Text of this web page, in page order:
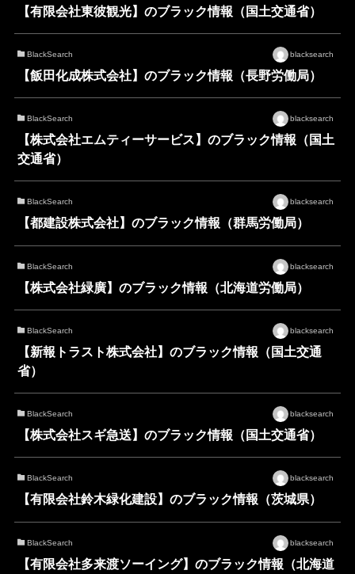
【有限会社東彼観光】のブラック情報（国土交通省）
BlackSearch blacksearch
【飯田化成株式会社】のブラック情報（長野労働局）
BlackSearch blacksearch
【株式会社エムティーサービス】のブラック情報（国土
交通省）
BlackSearch blacksearch
【都建設株式会社】のブラック情報（群馬労働局）
BlackSearch blacksearch
【株式会社緑廣】のブラック情報（北海道労働局）
BlackSearch blacksearch
【新報トラスト株式会社】のブラック情報（国土交通
省）
BlackSearch blacksearch
【株式会社スギ急送】のブラック情報（国土交通省）
BlackSearch blacksearch
【有限会社鈴木緑化建設】のブラック情報（茨城県）
BlackSearch blacksearch
【有限会社多来渡ソーイング】のブラック情報（北海道